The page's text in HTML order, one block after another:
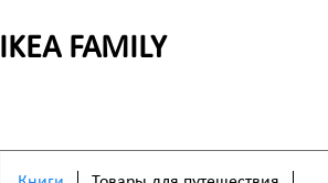
IKEA FAMILY